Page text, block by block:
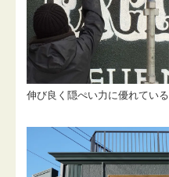
伸び良く隠ぺい力に優れている